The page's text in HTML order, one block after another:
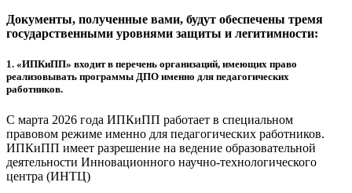
Документы, полученные вами, будут обеспечены тремя
государственными уровнями защиты и легитимности:
1. «ИПКиПП» входит в перечень организаций, имеющих право
реализовывать программы ДПО именно для педагогических
работников.
С марта 2026 года ИПКиПП работает в специальном
правовом режиме именно для педагогических работников.
ИПКиПП имеет разрешение на ведение образовательной
деятельности Инновационного научно-технологического
центра (ИНТЦ)